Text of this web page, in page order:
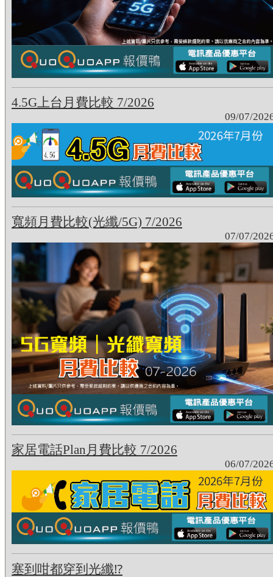
4.5G上台月費比較 7/2026
09/07/
寬頻月費比較(光纖/5G) 7/2026
07/07/
家居電話Plan月費比較 7/2026
06/07/
塞到咁都穿到光纖⁉